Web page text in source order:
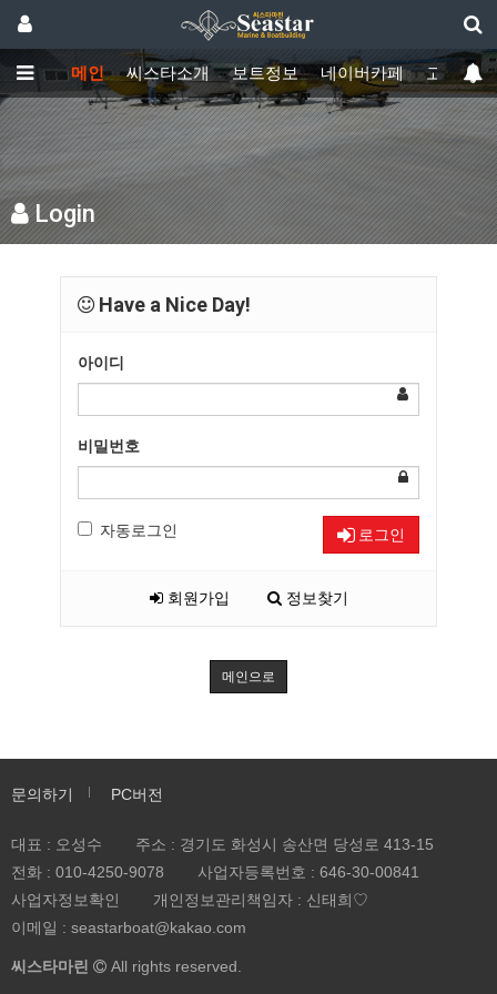
메인 씨스타소개 보트정보 네이버카페 고객센터
Login
Have a Nice Day!
아이디
비밀번호
자동로그인 로그인
회원가입 정보찾기
메인으로
문의하기 PC버전
대표 : 오성수
주소 : 경기도 화성시 송산면 당성로 413-15
전화 : 010-4250-9078 사업자등록번호 : 646-30-00841
사업자정보확인
개인정보관리책임자 : 신태희♡
이메일 : seastarboat@kakao.com
씨스타마린 All rights reserved.